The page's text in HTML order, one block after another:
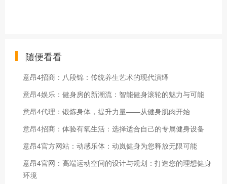
随便看看
意昂4招商：八段锦：传统养生艺术的现代演绎
意昂4娱乐：健身房的新潮流：智能健身滚轮的魅力与可能
意昂4代理：锻炼身体，提升力量——从健身肌肉开始
意昂4招商：体验有氧生活：选择适合自己的专属健身设备
意昂4官方网站：动感乐体：动岚健身为您释放无限可能
意昂4官网：高端运动空间的设计与规划：打造您的理想健身
环境